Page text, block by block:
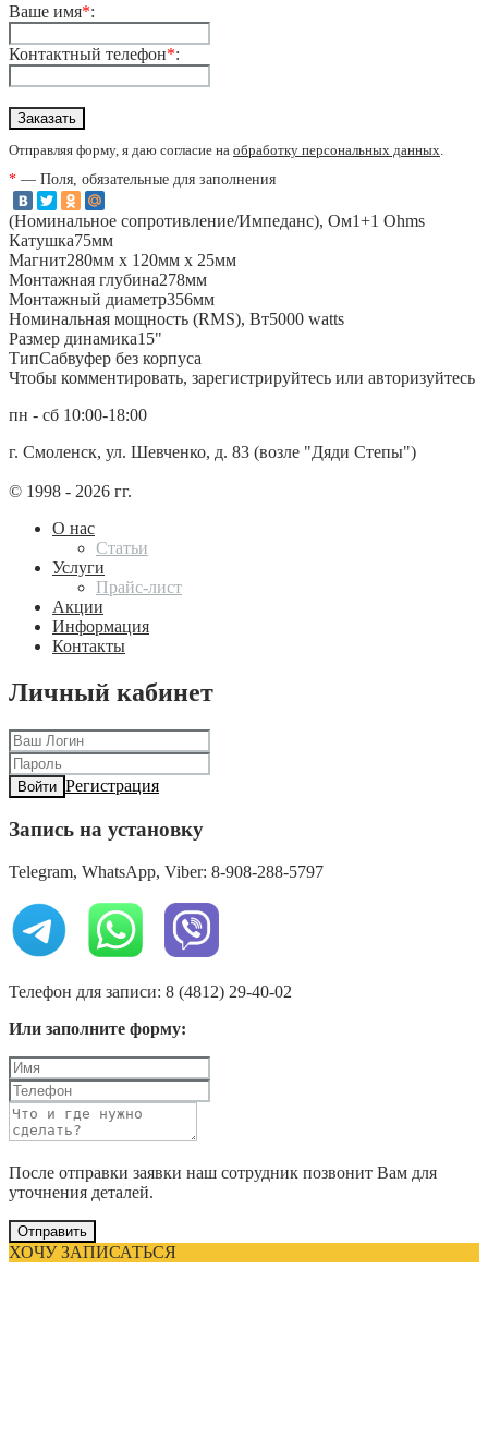
Ваше имя*:
Контактный телефон*:
Отправляя форму, я даю согласие на обработку персональных данных.
* — Поля, обязательные для заполнения
(Номинальное сопротивление/Импеданс), Ом1+1 Ohms
Катушка75мм
Магнит280мм х 120мм х 25мм
Монтажная глубина278мм
Монтажный диаметр356мм
Номинальная мощность (RMS), Вт5000 watts
Размер динамика15"
ТипСабвуфер без корпуса
Чтобы комментировать, зарегистрируйтесь или авторизуйтесь
пн - сб 10:00-18:00
г. Смоленск, ул. Шевченко, д. 83 (возле "Дяди Степы")
© 1998 - 2026 гг.
О нас
Статьи
Услуги
Прайс-лист
Акции
Информация
Контакты
Личный кабинет
Войти Регистрация
Запись на установку
Telegram, WhatsApp, Viber: 8-908-288-5797
Телефон для записи: 8 (4812) 29-40-02
Или заполните форму:
После отправки заявки наш сотрудник позвонит Вам для
уточнения деталей.
Отправить
ХОЧУ ЗАПИСАТЬСЯ